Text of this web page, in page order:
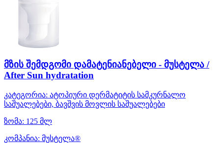
მზის შემდგომი დამატენიანებელი - მუსტელა /
After Sun hydratation
კატეგორია: ატოპიური დერმატიტის სამკურნალო
საშუალებები, ბავშვის მოვლის საშუალებები
ზომა: 125 მლ
კომპანია: მუსტელა®